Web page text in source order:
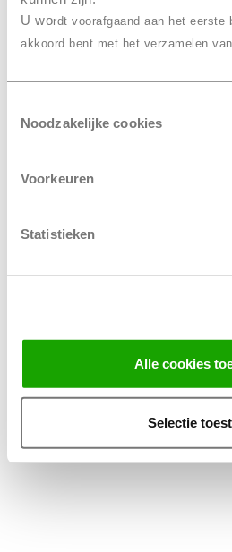
U wordt voorafgaand aan het eerste
akkoord bent met het verzamelen
Noodzakelijke cookies
Voorkeuren
Statistieken
Alle cookies
Selectie
Conditions
Privacy
Disclaimer